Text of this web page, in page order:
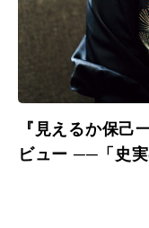
『見えるか保己
ビュー ──「史